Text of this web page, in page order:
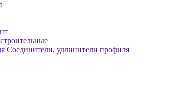
Соединители, удлинители профиля